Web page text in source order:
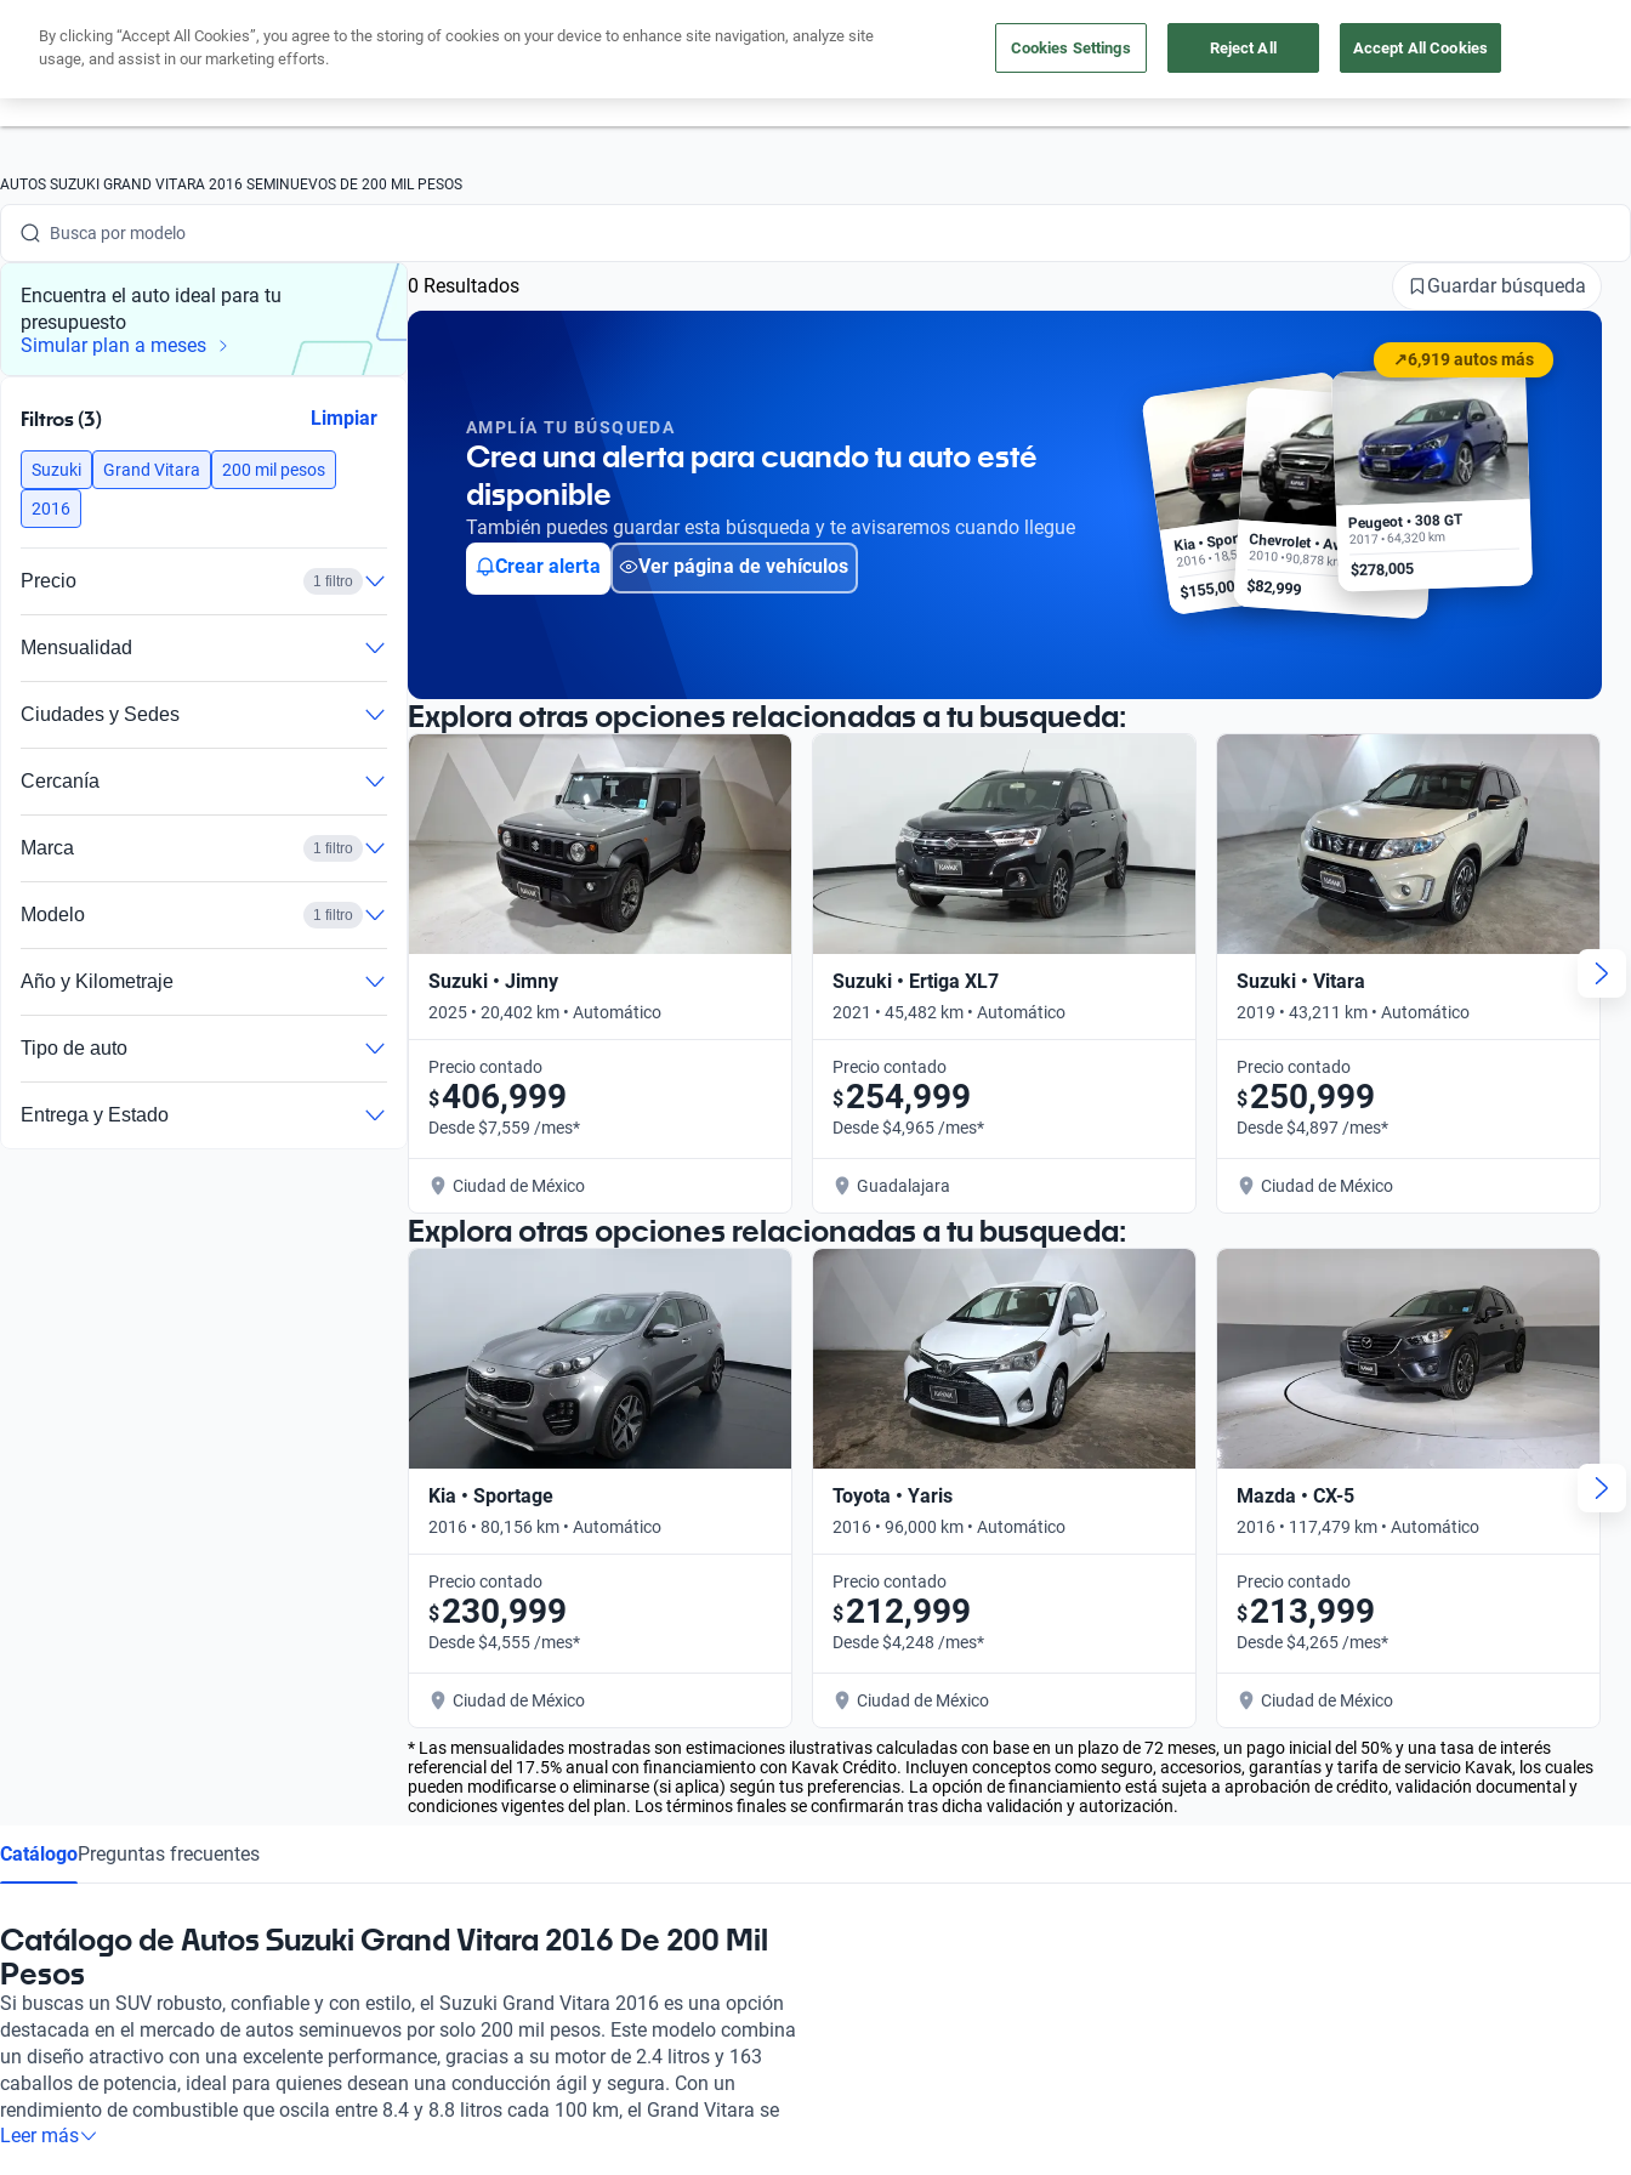
Cuida tu auto Nosotros 55 4162 9202 Ubicación
AUTOS SUZUKI GRAND VITARA 2016 SEMINUEVOS DE 200 MIL PESOS
Busca por marca
Busca por modelo
Busca por versión
Busca por año
Busca por modelo
Busca por versión
Busca por año
Encuentra el auto ideal para tu
presupuesto
Simular plan a meses
Filtros (3) Limpiar
Suzuki Grand Vitara
200 mil pesos
2016
Precio 1 filtro
Mensualidad
Ciudades y Sedes
Cercanía
Marca 1 filtro
Modelo 1 filtro
Año y Kilometraje
Tipo de auto
Entrega y Estado
0 Resultados Guardar búsqueda
AMPLÍA TU BÚSQUEDA
Crea una alerta para cuando tu auto esté
disponible
También puedes guardar esta búsqueda y te avisaremos cuando llegue
Crear alerta
Ver página de vehículos
↗6,919 autos más
Kia • Sportage EX
2016 • 18,500 km
$155,000
Chevrolet • Aveo
2010 • 90,878 km
$82,999
Peugeot • 308 GT
2017 • 64,320 km
$278,005
Explora otras opciones relacionadas a tu busqueda:
Suzuki • Jimny
2025 • 20,402 km • Automático
Precio contado
$406,999
Desde $7,559 /mes*
Ciudad de México
Suzuki • Ertiga XL7
2021 • 45,482 km • Automático
Precio contado
$254,999
Desde $4,965 /mes*
Guadalajara
Suzuki • Vitara
2019 • 43,211 km • Automático
Precio contado
$250,999
Desde $4,897 /mes*
Ciudad de México
Explora otras opciones relacionadas a tu busqueda:
Kia • Sportage
2016 • 80,156 km • Automático
Precio contado
$230,999
Desde $4,555 /mes*
Ciudad de México
Toyota • Yaris
2016 • 96,000 km • Automático
Precio contado
$212,999
Desde $4,248 /mes*
Ciudad de México
Mazda • CX-5
2016 • 117,479 km • Automático
Precio contado
$213,999
Desde $4,265 /mes*
Ciudad de México
* Las mensualidades mostradas son estimaciones ilustrativas calculadas con base en un plazo de 72 meses, un pago inicial del 50% y una tasa de interés
referencial del 17.5% anual con financiamiento con Kavak Crédito. Incluyen conceptos como seguro, accesorios, garantías y tarifa de servicio Kavak, los cuales
pueden modificarse o eliminarse (si aplica) según tus preferencias. La opción de financiamiento está sujeta a aprobación de crédito, validación documental y
condiciones vigentes del plan. Los términos finales se confirmarán tras dicha validación y autorización.
CatálogoPreguntas frecuentes
Catálogo de Autos Suzuki Grand Vitara 2016 De 200 Mil
Pesos
Si buscas un SUV robusto, confiable y con estilo, el Suzuki Grand Vitara 2016 es una opción
destacada en el mercado de autos seminuevos por solo 200 mil pesos. Este modelo combina
un diseño atractivo con una excelente performance, gracias a su motor de 2.4 litros y 163
caballos de potencia, ideal para quienes desean una conducción ágil y segura. Con un
rendimiento de combustible que oscila entre 8.4 y 8.8 litros cada 100 km, el Grand Vitara se
presenta como una opción eficiente para la ciudad y la carretera. Este SUV cuenta con
Leer más
By clicking “Accept All Cookies”, you agree to the storing of cookies on your device to enhance site navigation, analyze site
usage, and assist in our marketing efforts.
Cookies Settings Reject All Accept All Cookies